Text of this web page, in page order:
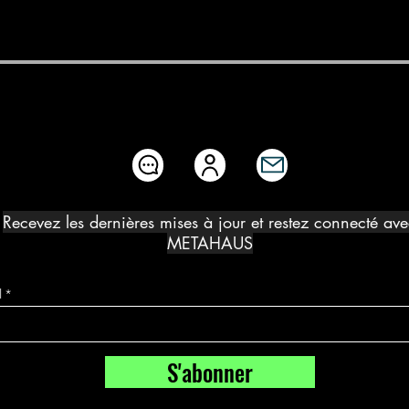
S'abonner
Recevez les dernières mises à jour et restez connecté
METAHAUS